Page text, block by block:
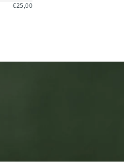
€25,00
REGULIERE
€25,00